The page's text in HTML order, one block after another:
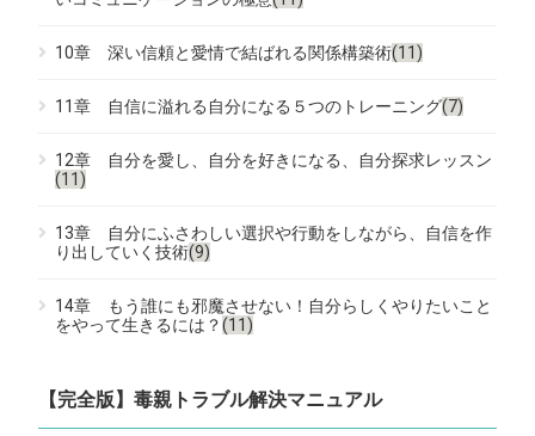
10章 深い信頼と愛情で結ばれる関係構築術(11)
11章 自信に溢れる自分になる５つのトレーニング(7)
12章 自分を愛し、自分を好きになる、自分探求レッスン
(11)
13章 自分にふさわしい選択や行動をしながら、自信を作
り出していく技術(9)
14章 もう誰にも邪魔させない！自分らしくやりたいこと
をやって生きるには？(11)
【完全版】毒親トラブル解決マニュアル